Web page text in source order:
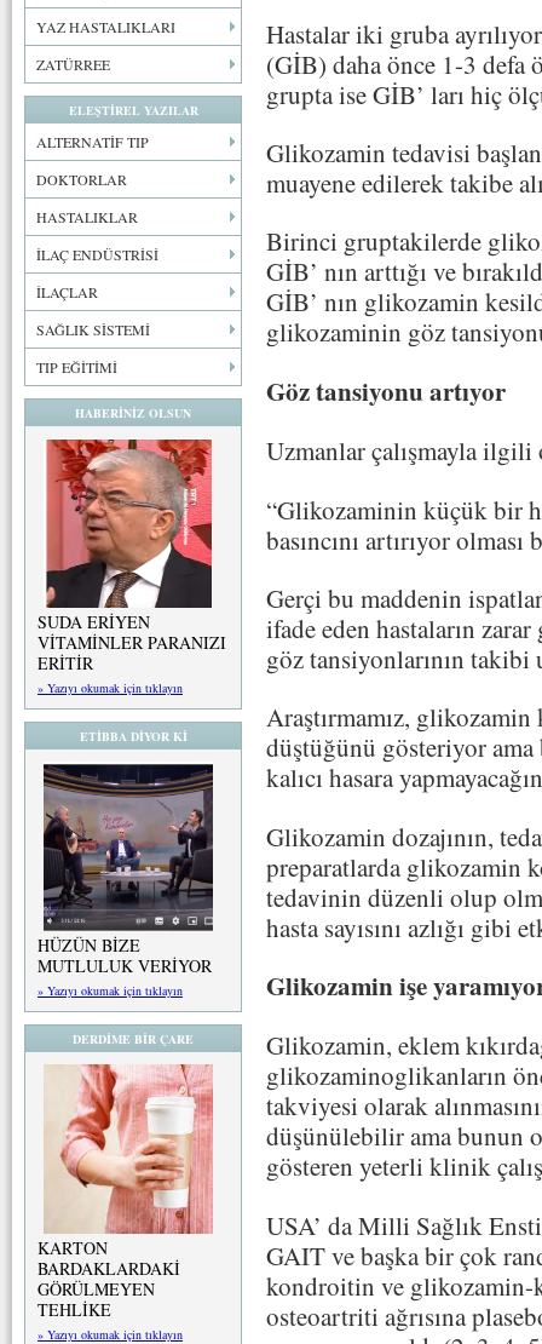
YAZ HASTALIKLARI
ZATÜRREE
ELEŞTİREL YAZILAR
ALTERNATİF TIP
DOKTORLAR
HASTALIKLAR
İLAÇ ENDÜSTRİSİ
İLAÇLAR
SAĞLIK SİSTEMİ
TIP EĞİTİMİ
HABERİNİZ OLSUN
SUDA ERİYEN
VİTAMİNLER PARANIZI
ERİTİR
» Yazıyı okumak için tıklayın
ETİBBA DİYOR Kİ
HÜZÜN BİZE
MUTLULUK VERİYOR
» Yazıyı okumak için tıklayın
DERDİME BİR ÇARE
KARTON
BARDAKLARDAKİ
GÖRÜLMEYEN
TEHLİKE
» Yazıyı okumak için tıklayın
Hastalar iki gruba
(GİB) daha önce 1-3 defa
grupta ise GİB’ ları hiç
Glikozamin tedavisi
muayene edilerek takibe
Birinci gruptakilerde
GİB’ nın arttığı ve
GİB’ nın glikozamin
glikozaminin göz
Göz tansiyonu artıyor
Uzmanlar çalışmayla
“Glikozaminin küçük bir
basıncını artırıyor
Gerçi bu maddenin
ifade eden hastaların
göz tansiyonlarının
Araştırmamız,
düştüğünü gösteriyor ama
kalıcı hasara
Glikozamin dozajının,
preparatlarda glikozamin
tedavinin düzenli olup
hasta sayısını azlığı gibi
Glikozamin işe
Glikozamin, eklem
glikozaminoglikanların
takviyesi olarak
düşünülebilir ama bunun
gösteren yeterli klinik
USA’ da Milli Sağlık
GAIT ve başka bir çok
kondroitin ve glikozamin-
osteoartriti ağrısına